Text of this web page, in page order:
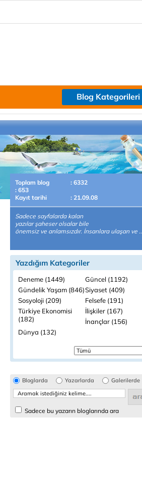
Blog Kategorileri
Toplam blog
: 6332
: 653
Kayıt tarihi
: 21.09.08
Sadece sayfalarda kalan
yazılar şaheser olsalar bile
önemsiz ve anlamsızdır. İnsanlara ulaşan ve ..
Yazdığım Kategoriler
Deneme (1449)
Güncel (1192)
Gündelik Yaşam (846)Siyaset (409)
Sosyoloji (209)
Felsefe (191)
Türkiye Ekonomisi
(182)
İlişkiler (167)
İnançlar (156)
Dünya (132)
Bloglarda Yazarlarda Galerilerde
Sadece bu yazarın bloglarında ara